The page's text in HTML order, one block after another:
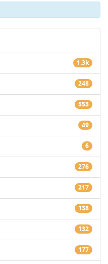
1.3k
248
553
49
6
276
217
138
132
177